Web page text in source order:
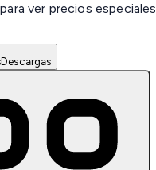
ver precios especiales
Descargas